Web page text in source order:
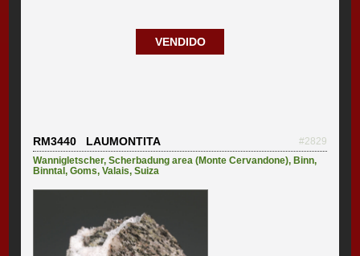
VENDIDO
RM3440 LAUMONTITA
#2829
Wannigletscher,Scherbadung area (Monte Cervandone),Binn,
Binntal,Goms,Valais,Suiza